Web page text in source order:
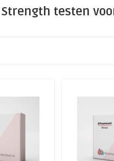
testen